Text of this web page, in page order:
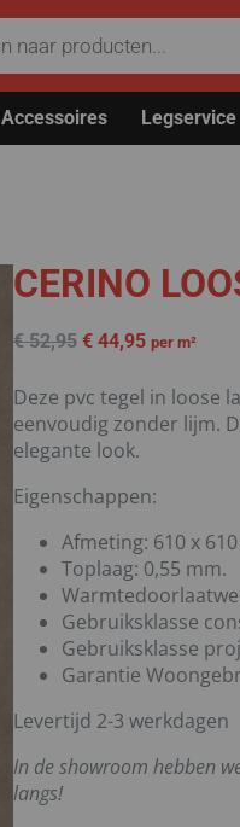
Accessoires Legservice
CERINO
€52,95 €44,95 per m²
Deze pvc tegel in loose
eenvoudig zonder lijm.
elegante look.
Eigenschappen:
Afmeting: 610 x
Toplaag: 0,55 mm.
Gebruiksklasse
Gebruiksklasse
Garantie
Levertijd 2-3 werkdagen
In de showroom hebben
langs!